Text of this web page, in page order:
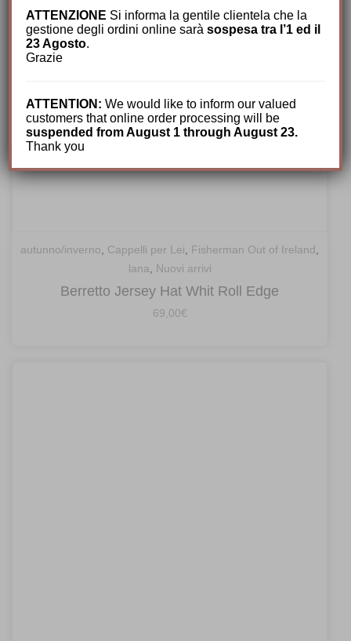
autunno/inverno, Cappelli per Lei, Fisherman Out of Ireland,
lana, Nuovi arrivi
Berretto Jersey Hat Whit Roll Edge
69,00€
ATTENZIONE Si informa la gentile clientela che la
gestione degli ordini online saràsospesa tra l’1 ed il
23 Agosto.
Grazie
ATTENTION: We would like to inform our valued
customers that online order processing will be
suspended from August 1 through August 23.
Thank you